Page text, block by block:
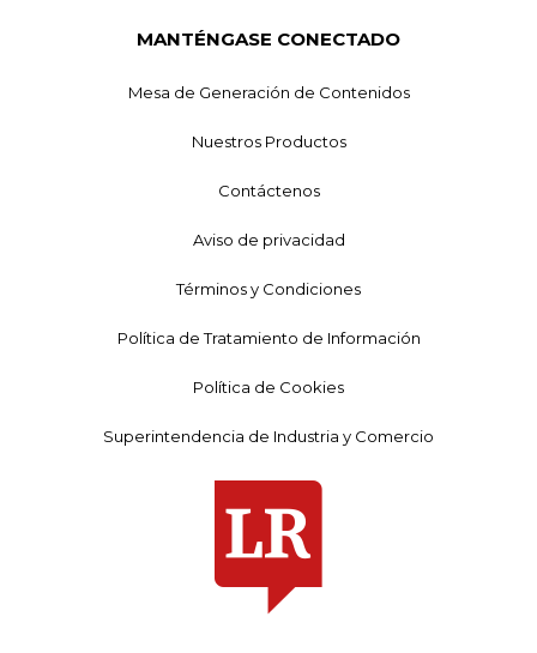
MANTÉNGASE CONECTADO
Mesa de Generación de Contenidos
Nuestros Productos
Contáctenos
Aviso de privacidad
Términos y Condiciones
Política de Tratamiento de Información
Política de Cookies
Superintendencia de Industria y Comercio